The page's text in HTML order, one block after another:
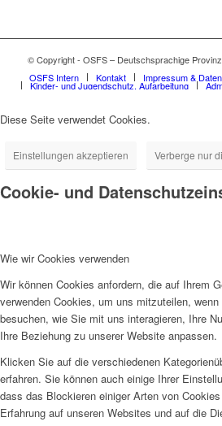
© Copyright - OSFS – Deutschsprachige Provinz
OSFS Intern
Kontakt Impressum &
Kinder- und Jugendschutz, Aufarbeitung
Diese Seite verwendet Cookies.
Einstellungen akzeptieren Verberge nur
Cookie- und
Wie wir Cookies verwenden
Wir können Cookies anfordern, die auf Ihrem
verwenden Cookies, um uns mitzuteilen,
besuchen, wie Sie mit uns interagieren, Ihre
Ihre Beziehung zu unserer Website anpassen.
Klicken Sie auf die verschiedenen
erfahren. Sie können auch einige Ihrer
dass das Blockieren einiger Arten von
Erfahrung auf unseren Websites und auf die